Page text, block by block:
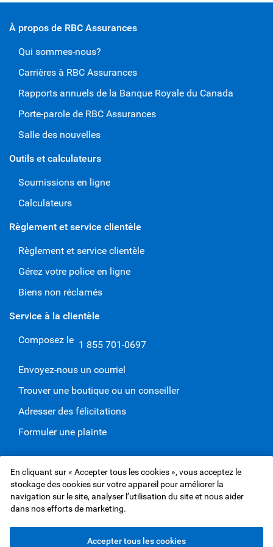
À propos de RBC Assurances
Qui sommes-nous?
Carrières à RBC Assurances
Rapports annuels de la Banque Royale du Canada
Porte-parole de RBC Assurances
Salle des nouvelles
Outils et calculateurs
Soumissions en ligne
Calculateurs
Règlement et service clientèle
Règlement et service clientèle
Gérez votre police en ligne
Biens non réclamés
Service à la clientèle
Composez le 1 855 701-0697
Envoyez-nous un courriel
Trouver une boutique ou un conseiller
Adresser des félicitations
Formuler une plainte
Site Web de Services d'assurance RBC Inc.,©1995-2026
Protection des renseignements et Sécurité
Conditions d’utilisation
En cliquant sur « Accepter tous les cookies », vous acceptez le
stockage des cookies sur votre appareil pour améliorer la
navigation sur le site, analyser l’utilisation du site et nous aider
dans nos efforts de marketing.
Accepter tous les cookies